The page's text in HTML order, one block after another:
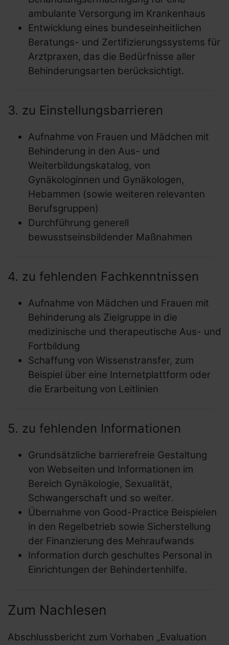
ambulante Versorgung im Krankenhaus
Entwicklung eines bundeseinheitlichen
Beratungs- und Zertifizierungssystems für
Arztpraxen, das die Bedürfnisse aller
Behinderungsarten berücksichtigt.
3. zu Einstellungsbarrieren
Aufnahme von Frauen und Mädchen mit
Behinderung in den Aus- und
Weiterbildungskatalog, von
Gynäkologinnen und Gynäkologen,
Hebammen (sowie weiteren relevanten
Berufsgruppen)
Durchführung generell
bewusstseinsbildender Maßnahmen
4. zu fehlenden Fachkenntnissen
Aufnahme von Mädchen und Frauen mit
Behinderung als Zielgruppe in die
medizinische und therapeutische Aus- und
Fortbildung
Schaffung von Wissenstransfer, zum
Beispiel über eine Internetplattform oder
die Erarbeitung von Leitlinien
5. zu fehlenden Informationen
Grundsätzliche barrierefreie Gestaltung
von Webseiten und Informationen im
Bereich Gynäkologie, Sexualität,
Schwangerschaft und so weiter.
Übernahme von Good-Practice Beispielen
in den Regelbetrieb sowie Sicherstellung
der Finanzierung des Mehraufwands
Information durch geschultes Personal in
Einrichtungen der Behindertenhilfe.
Zum Nachlesen
Abschlussbericht zum Vorhaben „Evaluation